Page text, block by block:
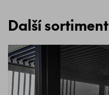
Další sortiment